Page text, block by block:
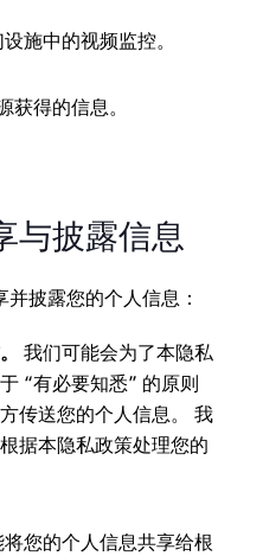
施中的视频监控。
得的信息。
与披露信息
披露您的个人信息：
我们可能会为了本隐私
“有必要知悉” 的原则
传送您的个人信息。 我
据本隐私政策处理您的
您的个人信息共享给根